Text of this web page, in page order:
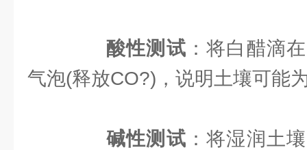
酸性测试 ：将白醋滴
气泡(释放CO?)，说明土壤可能
碱性测试 ：将湿润土